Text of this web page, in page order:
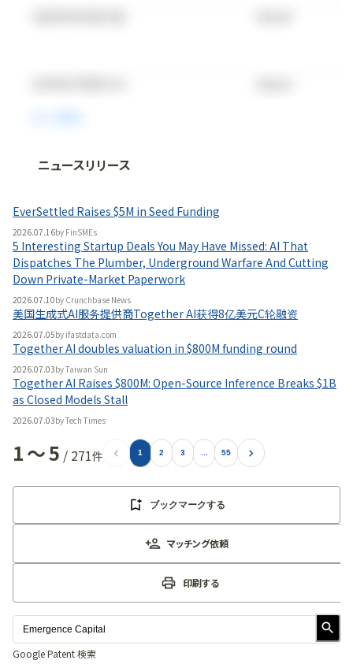
法人向け情報プラットフォーム
無料で使ってみる
ニュースリリース
EverSettled Raises $5M in Seed Funding
2026.07.16by FinSMEs
5 Interesting Startup Deals You May Have Missed: AI That
Dispatches The Plumber, Underground Warfare And Cutting
Down Private-Market Paperwork
2026.07.10by Crunchbase News
美国生成式AI服务提供商Together AI获得8亿美元C轮融资
2026.07.05by ifastdata.com
Together AI doubles valuation in $800M funding round
2026.07.03byTaiwan Sun
Together AI Raises $800M: Open-Source Inference Breaks $1B
as Closed Models Stall
2026.07.03byTech Times
1〜5 / 271件 1 2 3 55
ブックマークする
マッチング依頼
印刷する
Google Patent 検索